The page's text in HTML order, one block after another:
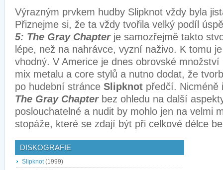
Výrazným prvkem hudby Slipknot vždy byla
Přiznejme si, že ta vždy tvořila velký podíl
5: The Gray Chapterje samozřejmě takto
lépe, než na nahrávce, vyzní naživo. K tomu
vhodný. V Americe je dnes obrovské
mix metalu a core stylů a nutno dodat, že
po hudební stránce Slipknot předčí.
The Gray Chapterbez ohledu na další
poslouchatelné a nudit by mohlo jen na velmi
stopáže, které se zdají být při celkové délce
DISKOGRAFIE
Slipknot(1999)